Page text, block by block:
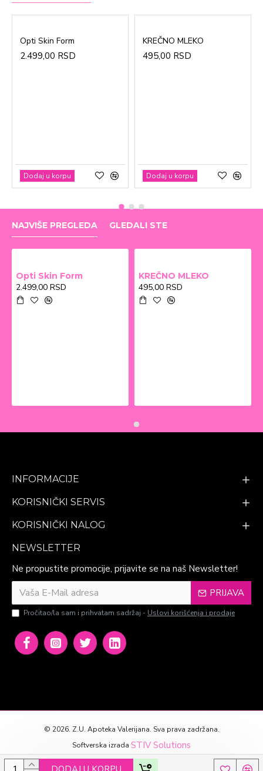
Opti Skin Form
2.499,00 RSD
Dodaj u korpu
KREČNO MLEKO
495,00 RSD
Dodaj u korpu
NAJVIŠE PREGLEDA GLEDALI STE
Opti Skin Form
2.499,00 RSD
KREČNO MLEKO
495,00 RSD
INFORMACIJE
KORISNIČKI SERVIS
KORISNIČKI NALOG
NEWSLETTER
Ne propustite promocije, prijavite se na naš Newsletter!
PRIJAVA
Pročitao/la sam i prihvatam sadržaj - Uslovi korišćenja i prodaje
© 2026. Z.U. Apoteka Valerijana. Sva prava zadržana.
Softverska izrada STIV Solutions